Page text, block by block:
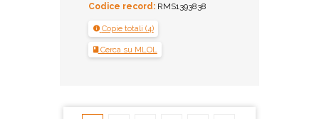
Codice record: RMS1393838
Copie totali (4)
Cerca su MLOL